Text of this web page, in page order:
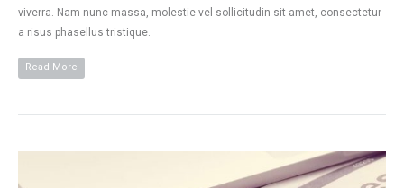
viverra. Nam nunc massa, molestie vel sollicitudin sit amet, consectetur
a risus phasellus tristique.
Read More